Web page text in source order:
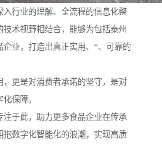
入行业的理解、全流程的信息化整
技术视野相结合，能够为包括泰州
企业，打造出真正实用、*、可靠的
，更是对消费者承诺的坚守，是对
保障。
注于此，助力更多食品企业在传承
抱数字化智能化的浪潮，实现高质